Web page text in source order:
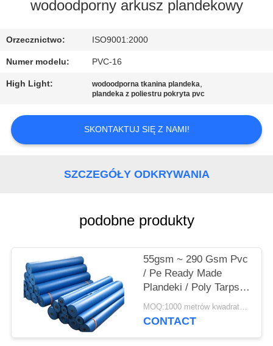
KONTROLA
SKONTAKTUJ
SIĘ
NAMI
wodoodporny arkusz plandekowy
Orzecznictwo: ISO9001:2000
Numer modelu: PVC-16
High Light: wodoodporna tkanina plandeka,
plandeka z poliestru pokryta pvc
SKONTAKTUJ SIĘ Z NAMI!
SZCZEGÓŁY ODKRYWANIA
podobne produkty
55gsm ~ 290 Gsm Pvc
/ Pe Ready Made
Plandeki / Poly Tarps /
Canvas Roll
MOQ:1000 metrów kwadratowych
CONTACT